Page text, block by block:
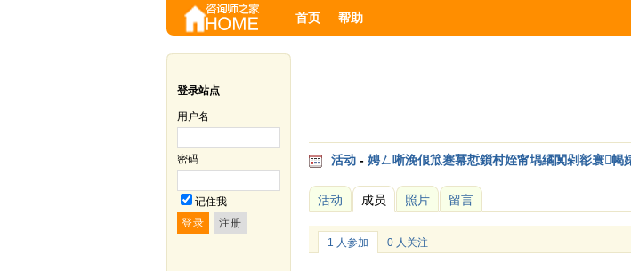
首页 帮助
登录站点
用户名
密码
记住我
活动 - 娉ㄥ唽浼佷笟蹇冪悊鎻村姪甯堣繘闃剁彮寰
活动 成员 照片 留言
1 人参加 0 人关注